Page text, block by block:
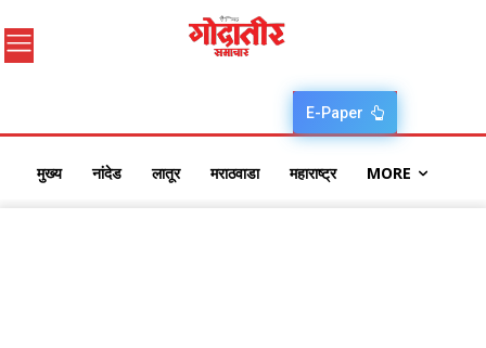
E-Paper
मुख्य नांदेड लातूर मराठवाडा महाराष्ट्र MORE